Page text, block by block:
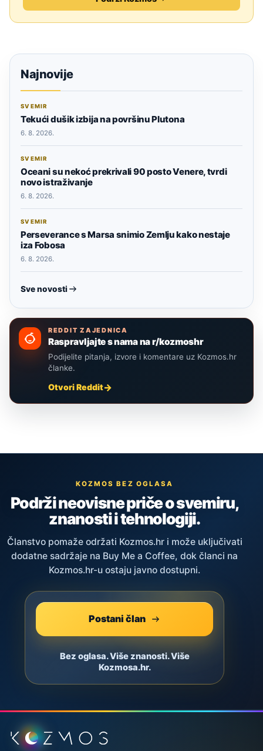
Najnovije
SVEMIR
Tekući dušik izbija na površinu Plutona
6. 8. 2026.
SVEMIR
Oceani su nekoć prekrivali 90 posto Venere, tvrdi
novo istraživanje
6. 8. 2026.
SVEMIR
Perseverance s Marsa snimio Zemlju kako nestaje
iza Fobosa
6. 8. 2026.
Sve novosti
REDDIT ZAJEDNICA
Raspravljajte s nama na r/kozmoshr
Podijelite pitanja, izvore i komentare uz Kozmos.hr
članke.
Otvori Reddit
KOZMOS BEZ OGLASA
Podrži neovisne priče o svemiru,
znanosti i tehnologiji.
Članstvo pomaže održati Kozmos.hr i može uključivati
dodatne sadržaje na Buy Me a Coffee, dok članci na
Kozmos.hr-u ostaju javno dostupni.
Postani član
Bez oglasa. Više znanosti. Više
Kozmosa.hr.
Podnožje stranice